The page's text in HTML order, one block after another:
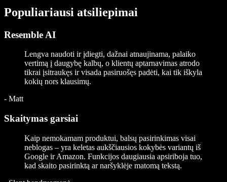
Populiariausi atsiliepimai
Resemble AI
Lengva naudoti ir įdiegti, dažnai atnaujinama, palaiko
vertimą į daugybę kalbų, o klientų aptarnavimas atrodo
tikrai įsitraukęs ir visada pasiruošęs padėti, kai tik iškyla
kokių nors klausimų.
- Matt
Skaitymas garsiai
Kaip nemokamam produktui, balsų pasirinkimas visai
neblogas – yra keletas aukščiausios kokybės variantų iš
Google ir Amazon. Funkcijos daugiausia apsiriboja tuo,
kad skaito pasirinktą ar naršyklėje matomą tekstą.